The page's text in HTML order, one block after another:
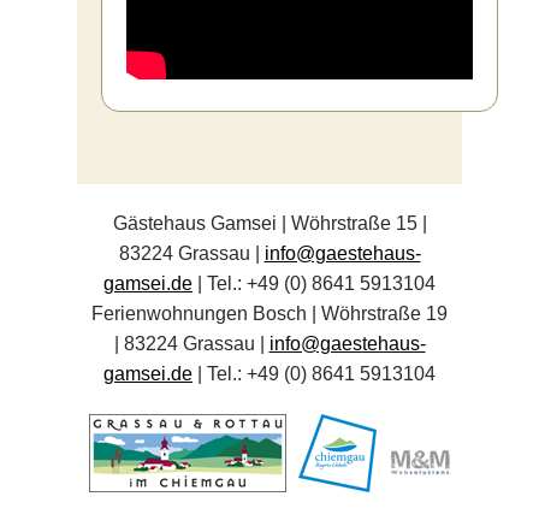
Gästehaus Gamsei | Wöhrstraße 15 |
83224 Grassau | info@gaestehaus-
gamsei.de | Tel.: +49 (0) 8641 5913104
Ferienwohnungen Bosch | Wöhrstraße 19
| 83224 Grassau | info@gaestehaus-
gamsei.de | Tel.: +49 (0) 8641 5913104